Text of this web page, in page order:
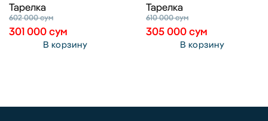
Тарелка
602 000сум
301 000сум
В корзину
Тарелка
610 000сум
305 000сум
В корзину